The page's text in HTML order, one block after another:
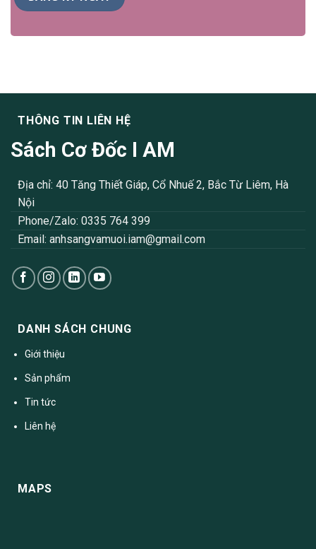
THÔNG TIN LIÊN HỆ
Sách Cơ Đốc I AM
Địa chỉ: 40 Tăng Thiết Giáp, Cổ Nhuế 2, Bắc Từ Liêm, Hà
Nội
Phone/Zalo: 0335 764 399
Email: anhsangvamuoi.iam@gmail.com
DANH SÁCH CHUNG
Giới thiệu
Sản phẩm
Tin tức
Liên hệ
MAPS